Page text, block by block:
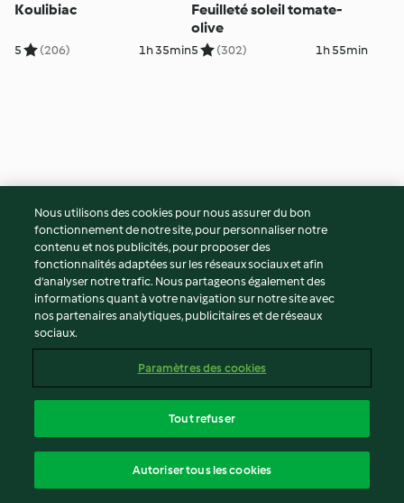
Koulibiac
5 (206) 1h 35min
Feuilleté soleil tomate-
olive
5 (302) 1h 55min
Agneau farci aux légumes
et fruits secs
3h 15min
Babka salé au saumon
fumé
(54)
Nous utilisons des cookies pour nous assurer du bon
fonctionnement de notre site, pour personnaliser notre
contenu et nos publicités, pour proposer des
fonctionnalités adaptées sur les réseaux sociaux et afin
d’analyser notre trafic. Nous partageons également des
informations quant à votre navigation sur notre site avec
nos partenaires analytiques, publicitaires et de réseaux
sociaux.
Paramètres des cookies
Tout refuser
Autoriser tous les cookies